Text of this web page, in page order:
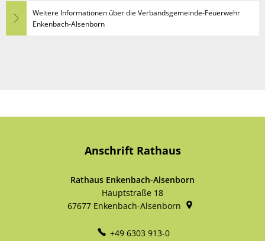
Weitere Informationen über die Verbandsgemeinde-Feuerwehr
Enkenbach-Alsenborn
Anschrift Rathaus
Rathaus Enkenbach-Alsenborn
Hauptstraße 18
67677 Enkenbach-Alsenborn
+49 6303 913-0